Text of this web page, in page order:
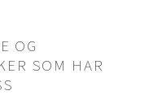
OG
SOM HAR